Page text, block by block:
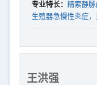
专业特长： 精索静
生殖器急慢性炎症
痛等常见男科疾病
王洪强